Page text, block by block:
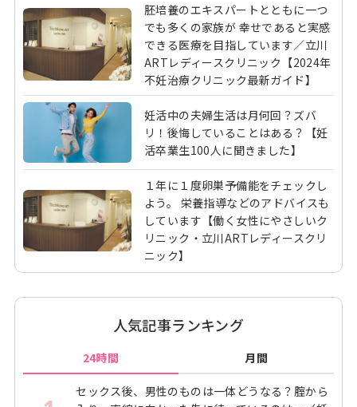
胚培養のエキスパートとともに一つ
でも多くの家族が 幸せであると実感
できる医療を目指しています／立川
ARTレディースクリニック【2024年
不妊治療クリニック最新ガイド】
妊活中の夫婦生活は月何回？ズバ
リ！後悔していることはある？【妊
活卒業生100人に聞きました】
１年に１度卵巣予備能をチェックし
よう。 栄養指導などのアドバイスも
しています【働く女性にやさしいク
リニック・立川ARTレディースクリ
ニック】
人気記事ランキング
24時間 月間
セックス後、男性のものは一体どうなる？腟から